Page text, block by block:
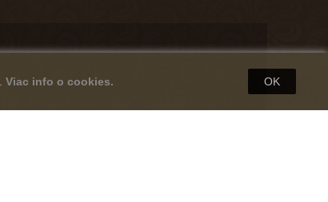
Viac info o cookies. OK